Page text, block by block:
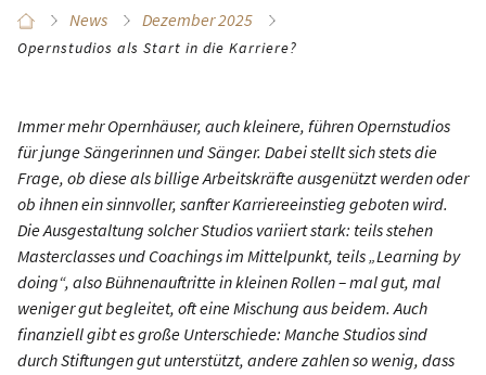
News Dezember 2025
Opernstudios als Start in die Karriere?
Immer mehr Opernhäuser, auch kleinere, führen Opernstudios
für junge Sängerinnen und Sänger. Dabei stellt sich stets die
Frage, ob diese als billige Arbeitskräfte ausgenützt werden oder
ob ihnen ein sinnvoller, sanfter Karriereeinstieg geboten wird.
Die Ausgestaltung solcher Studios variiert stark: teils stehen
Masterclasses und Coachings im Mittelpunkt, teils „Learning by
doing“, also Bühnenauftritte in kleinen Rollen – mal gut, mal
weniger gut begleitet, oft eine Mischung aus beidem. Auch
finanziell gibt es große Unterschiede: Manche Studios sind
durch Stiftungen gut unterstützt, andere zahlen so wenig, dass